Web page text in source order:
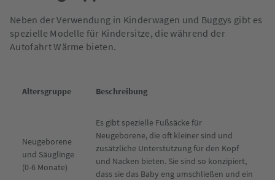
Neben der Verwendung in Kinderwagen und Buggys gibt es
spezielle Modelle für Kindersitze, die während der
Autofahrt Wärme bieten.
Altersgruppe Beschreibung
Neugeborene
und Säuglinge
(0-6 Monate)
Es gibt spezielle Fußsäcke für
Neugeborene, die oft kleiner sind und
zusätzliche Unterstützung für den Kopf
und Nacken bieten. Sie sind so konzipiert,
dass sie das Baby eng umschließen und ein